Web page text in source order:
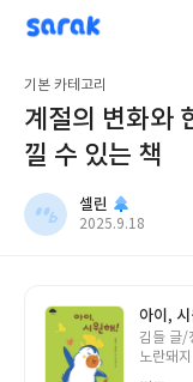
sarak
셀린
기본 카테고리
계절의 변화와
낄 수 있는 책
셀린
작
2025.9.18
아이,
글
쓴
김들 글/
노란돼지